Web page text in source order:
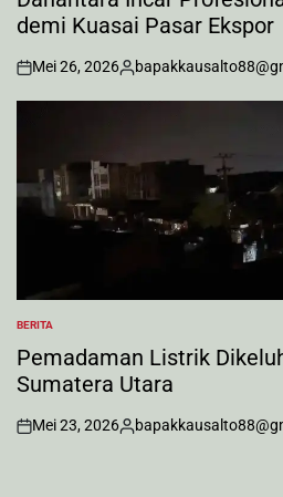
demi Kuasai Pasar Ekspor
on
Mei 26, 2026
Posted
by
POSTED
IN
BERITA
Pemadaman Listrik
Sumatera Utara
on
Mei 23, 2026
Posted